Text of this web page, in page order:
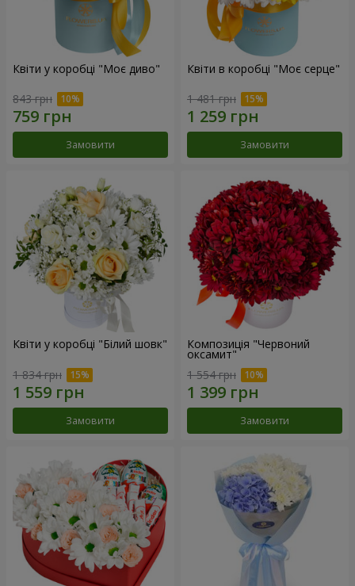
Квіти у коробці "Моє диво"
843 грн
Замовити
Квіти в коробці "Моє серце"
1 481 грн
Замовити
Квіти у коробці "Білий шовк"
1 834 грн
Замовити
Композиція "Червоний
оксамит"
1 554 грн
Замовити